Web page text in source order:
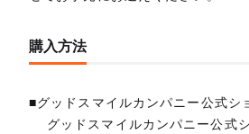
購入方法
■グッドスマイルカンパニー公式シ
グッドスマイルカンパニー公式